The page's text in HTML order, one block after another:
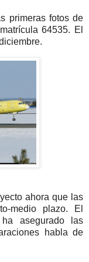
primeras fotos de
64535. El
ahora que las
medio plazo. El
ha asegurado las
habla de